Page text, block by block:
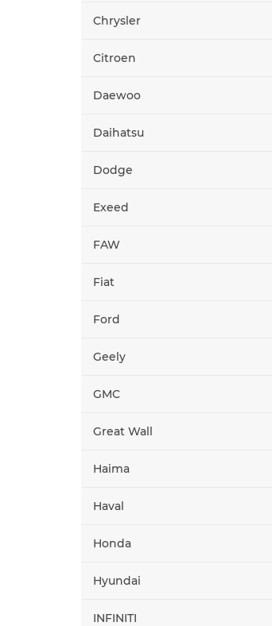
Chrysler
Citroen
Daewoo
Daihatsu
Dodge
Exeed
FAW
Fiat
Ford
Geely
GMC
Great Wall
Haima
Haval
Honda
Hyundai
INFINITI